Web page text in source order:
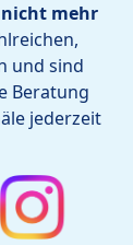
nicht mehr
und sind
Beratung
jederzeit